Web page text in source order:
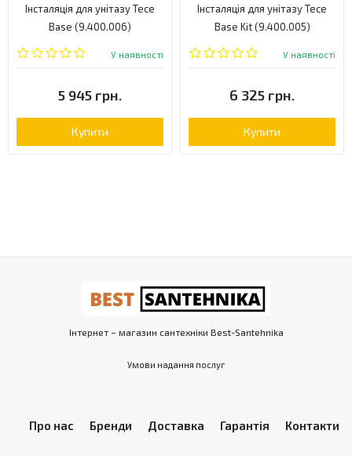
Інсталяція для унітазу Tece
Base (9.400.006)
У наявності
5 945 грн.
Купити
Інсталяція для унітазу Tece
Base Kit (9.400.005)
У наявності
6 325 грн.
Купити
Інтернет – магазин сантехніки Best-Santehnika
Умови надання послуг
Про нас Бренди Доставка Гарантія Контакти